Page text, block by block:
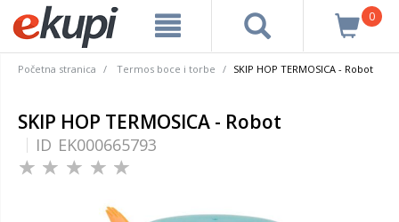
0
Početna stranica Termos boce i torbe SKIP HOP TERMOSICA - Robot
SKIP HOP TERMOSICA - Robot
ID EK000665793